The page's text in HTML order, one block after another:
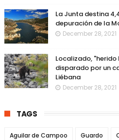
La Junta destina
depuración de la
December 28, 2021
Localizado,
disparado por un
Liébana
December 28, 2021
TAGS
Aguilar de Campoo Guardo